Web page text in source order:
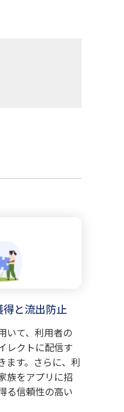
と流出防止
いて、利用者の
レクトに配信す
ます。さらに、利
族をアプリに招
る信頼性の高い